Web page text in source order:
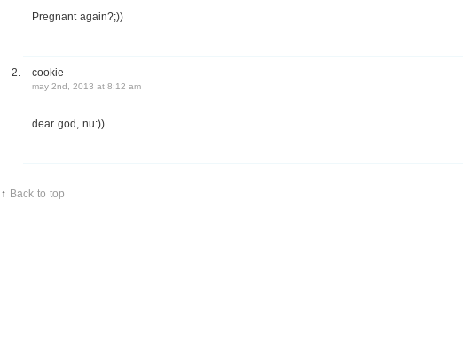
Pregnant again?;))
cookie
may 2nd, 2013 at 8:12 am
dear god, nu:))
↑ Back to top